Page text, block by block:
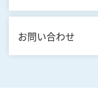
お問い合わせ